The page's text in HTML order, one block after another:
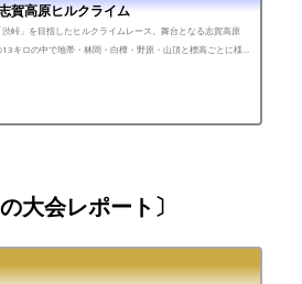
賀高原ヒルクライム
峠」を目指したヒルクライムレース。舞台となる志賀高原
キロの中で地帯・林間・白樺・野原・山頂と標高ごとに様々
の大会レポート〕